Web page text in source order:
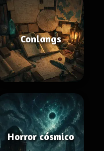
Conlangs
Horror cósmico